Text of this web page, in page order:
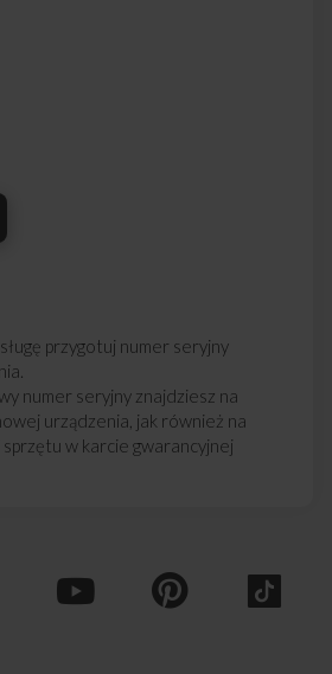
przygotuj numer seryjny
numer seryjny znajdziesz na
urządzenia, jak również na
w karcie gwarancyjnej